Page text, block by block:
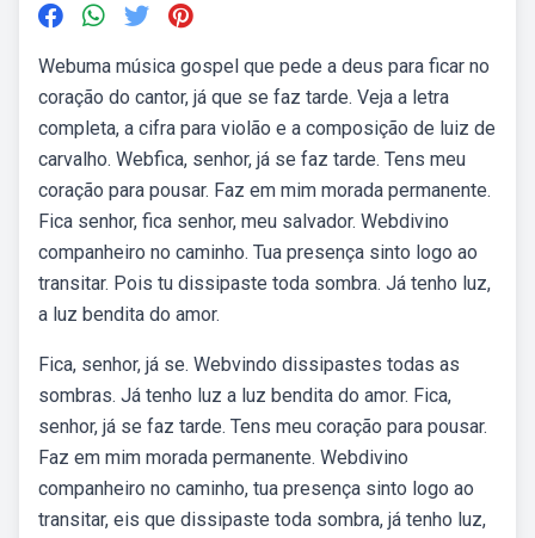
Webuma música gospel que pede a deus para ficar no
coração do cantor, já que se faz tarde. Veja a letra
completa, a cifra para violão e a composição de luiz de
carvalho. Webfica, senhor, já se faz tarde. Tens meu
coração para pousar. Faz em mim morada permanente.
Fica senhor, fica senhor, meu salvador. Webdivino
companheiro no caminho. Tua presença sinto logo ao
transitar. Pois tu dissipaste toda sombra. Já tenho luz,
a luz bendita do amor.
Fica, senhor, já se. Webvindo dissipastes todas as
sombras. Já tenho luz a luz bendita do amor. Fica,
senhor, já se faz tarde. Tens meu coração para pousar.
Faz em mim morada permanente. Webdivino
companheiro no caminho, tua presença sinto logo ao
transitar, eis que dissipaste toda sombra, já tenho luz,